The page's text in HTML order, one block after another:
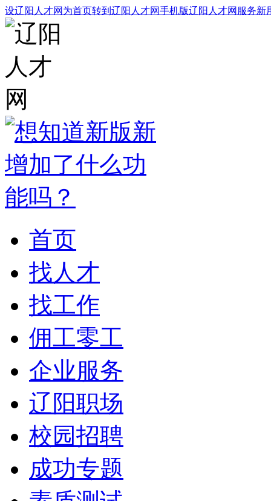
设辽阳人才网为首页转到辽阳人才网手机版辽阳人才网服务新
首页
找人才
找工作
佣工零工
企业服务
辽阳职场
校园招聘
成功专题